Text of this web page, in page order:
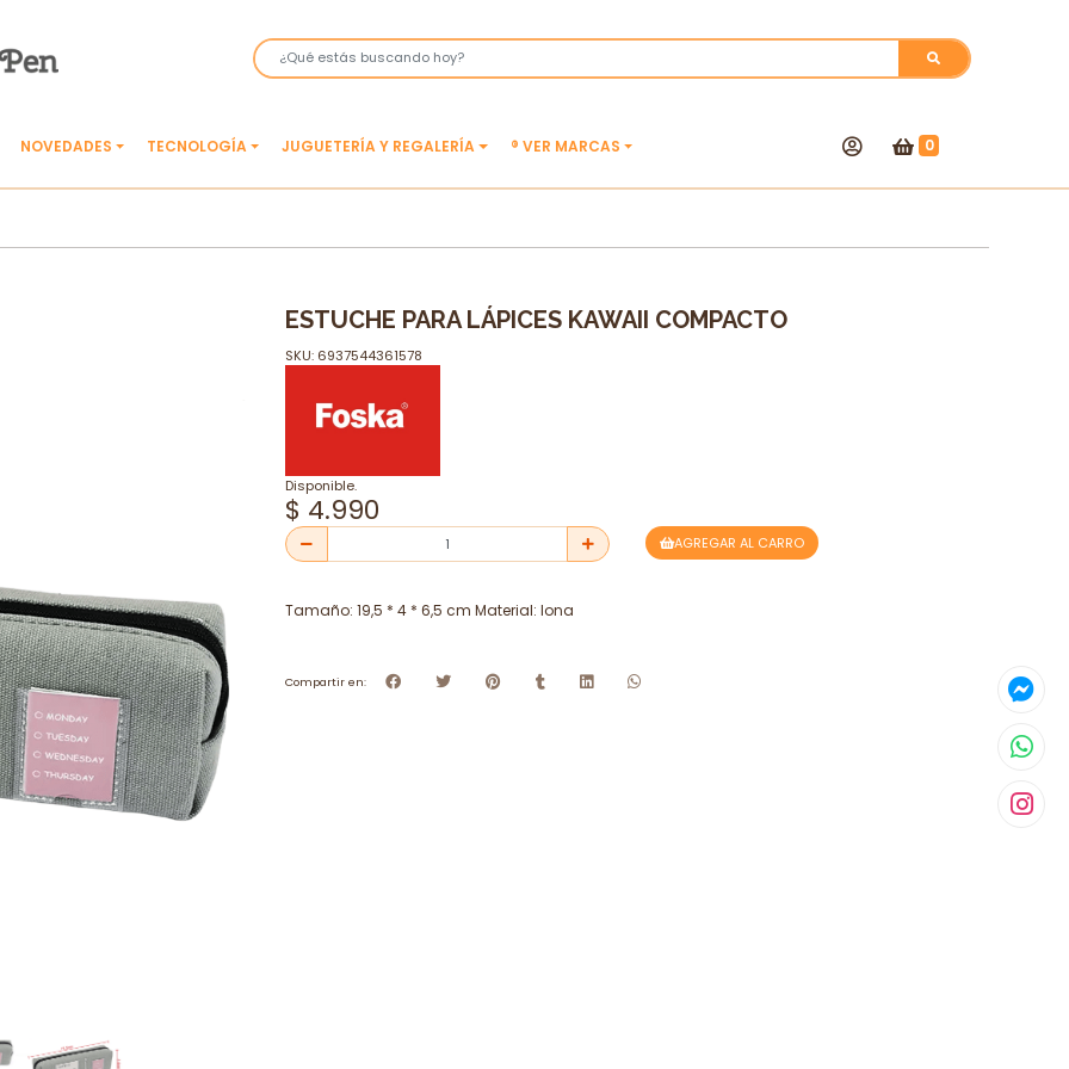
NOVEDADES TECNOLOGÍA JUGUETERÍA Y REGALERÍA ® VER MARCAS 0
ESTUCHE PARA LÁPICES KAWAII COMPACTO
SKU: 6937544361578
Disponible.
$ 4.990
AGREGAR AL CARRO
Tamaño: 19,5 * 4 * 6,5 cm Material: lona
Compartir en: